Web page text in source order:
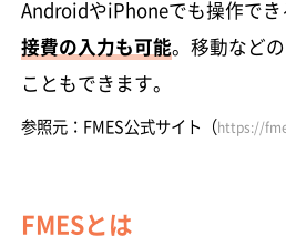
AndroidやiPhoneでも操作で
接費の入力も可能。移動など
こともできます。
参照元：FMES公式サイト（https://
FMESとは